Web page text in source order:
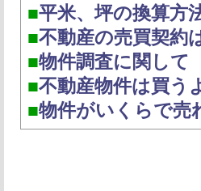
■平米、坪の換算方
■不動産の売買契約
■物件調査に関して
■不動産物件は買う
■物件がいくらで売